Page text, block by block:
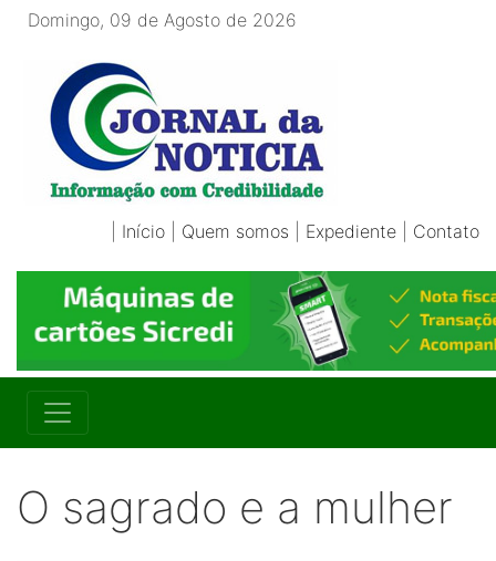
Domingo, 09 de Agosto de 2026
Início Quem somos Expediente Contato
O sagrado e a mulher